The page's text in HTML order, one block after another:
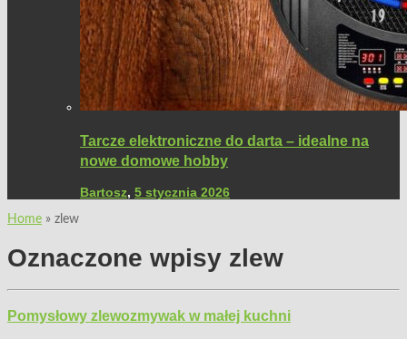
Tarcze elektroniczne do darta – idealne na
nowe domowe hobby
Bartosz, 5 stycznia 2026
Home » zlew
Oznaczone wpisy zlew
Pomysłowy zlewozmywak w małej kuchni